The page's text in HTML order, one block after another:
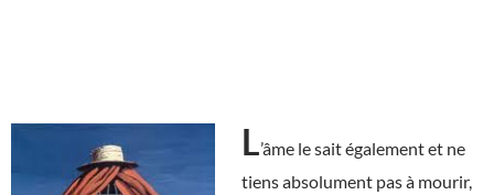
L’âme le sait également et ne
tiens absolument pas à mourir,